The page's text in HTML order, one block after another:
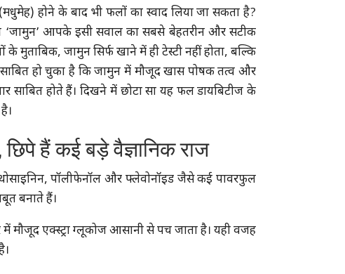
होने के बाद भी फलों का स्वाद लिया जा सकता है?
‘जामुन’ आपके इसी सवाल का सबसे बेहतरीन और सटीक
मुताबिक, जामुन सिर्फ खाने में ही टेस्टी नहीं होता, बल्कि
हो चुका है कि जामुन में मौजूद खास पोषक तत्व और
होते हैं। दिखने में छोटा सा यह फल डायबिटीज के
हैं कई बड़े वैज्ञानिक राज
पॉलीफेनॉल और फ्लेवोनॉइड जैसे कई पावरफुल
बनाते हैं।
मौजूद एक्स्ट्रा ग्लूकोज आसानी से पच जाता है। यही वजह